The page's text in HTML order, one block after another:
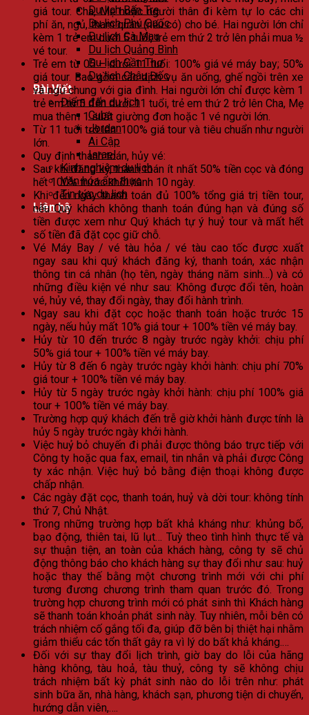
Du lịch Bến Tre
Du lịch Phú Quốc
Du lịch Cà Mau
Du lịch Quảng Bình
Du lịch Cần Thơ
Du lịch Châu Đốc
Bài Viết
Điểm đến du lịch
Cuba
Jordan
Ai Cập
Israel
Kinh nghiệm du lịch
Văn hóa ẩm thực
Tin tức du lịch
Liên hệ
giá tour. Cha, Mẹ hoặc người thân đi kèm tự lo các chi
phí ăn, ngủ, tham quan (nếu có) cho bé. Hai người lớn chỉ
kèm 1 trẻ em dưới 5 tuổi, trẻ em thứ 2 trở lên phải mua ½
vé tour.
Trẻ em từ 05 – dưới 11 tuổi: 100% giá vé máy bay; 50%
giá tour. Bao gồm các dịch vụ ăn uống, ghế ngồi trên xe
và ngủ chung với gia đình. Hai người lớn chỉ được kèm 1
trẻ em từ 5 đến dưới 11 tuổi, trẻ em thứ 2 trở lên Cha, Mẹ
mua thêm 1 suất giường đơn hoặc 1 vé người lớn.
Từ 11 tuổi trở lên: 100% giá tour và tiêu chuẩn như người
lớn.
Quy định thanh toán, hủy vé:
Sau khi đăng ký, thanh toán ít nhất 50% tiền cọc và đóng
hết 100% trước khởi hành 10 ngày.
Khi đến ngày thanh toán đủ 100% tổng giá trị tiền tour,
nếu Quý khách không thanh toán đúng hạn và đúng số
tiền được xem như Quý khách tự ý huỷ tour và mất hết
số tiền đã đặt cọc giữ chỗ.
Vé Máy Bay / vé tàu hỏa / vé tàu cao tốc được xuất
ngay sau khi quý khách đăng ký, thanh toán, xác nhận
thông tin cá nhân (họ tên, ngày tháng năm sinh…) và có
những điều kiện vé như sau: Không được đổi tên, hoàn
vé, hủy vé, thay đổi ngày, thay đổi hành trình.
Ngay sau khi đặt cọc hoặc thanh toán hoặc trước 15
ngày, nếu hủy mất 10% giá tour + 100% tiền vé máy bay.
Hủy từ 10 đến trước 8 ngày trước ngày khởi: chịu phí
50% giá tour + 100% tiền vé máy bay.
Hủy từ 8 đến 6 ngày trước ngày khởi hành: chịu phí 70%
giá tour + 100% tiền vé máy bay.
Hủy từ 5 ngày trước ngày khởi hành: chịu phí 100% giá
tour + 100% tiền vé máy bay.
Trường hợp quý khách đến trễ giờ khởi hành được tính là
hủy 5 ngày trước ngày khởi hành.
Việc huỷ bỏ chuyến đi phải được thông báo trực tiếp với
Công ty hoặc qua fax, email, tin nhắn và phải được Công
ty xác nhận. Việc huỷ bỏ bằng điện thoại không được
chấp nhận.
Các ngày đặt cọc, thanh toán, huỷ và dời tour: không tính
thứ 7, Chủ Nhật.
Trong những trường hợp bất khả kháng như: khủng bố,
bạo động, thiên tai, lũ lụt… Tuỳ theo tình hình thực tế và
sự thuận tiện, an toàn của khách hàng, công ty sẽ chủ
động thông báo cho khách hàng sự thay đổi như sau: huỷ
hoặc thay thế bằng một chương trình mới với chi phí
tương đương chương trình tham quan trước đó. Trong
trường hợp chương trình mới có phát sinh thì Khách hàng
sẽ thanh toán khoản phát sinh này. Tuy nhiên, mỗi bên có
trách nhiệm cố gắng tối đa, giúp đỡ bên bị thiệt hại nhằm
giảm thiểu các tổn thất gây ra vì lý do bất khả kháng.…
Đối với sự thay đổi lịch trình, giờ bay do lỗi của hãng
hàng không, tàu hoả, tàu thuỷ, công ty sẽ không chịu
trách nhiệm bất kỳ phát sinh nào do lỗi trên như: phát
sinh bữa ăn, nhà hàng, khách sạn, phương tiện di chuyển,
hướng dẫn viên,….